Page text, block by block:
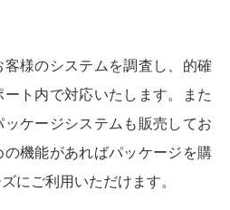
様のシステムを調査し、的確
ト内で対応いたします。また
ケージシステムも販売してお
機能があればパッケージを購
にご利用いただけます。